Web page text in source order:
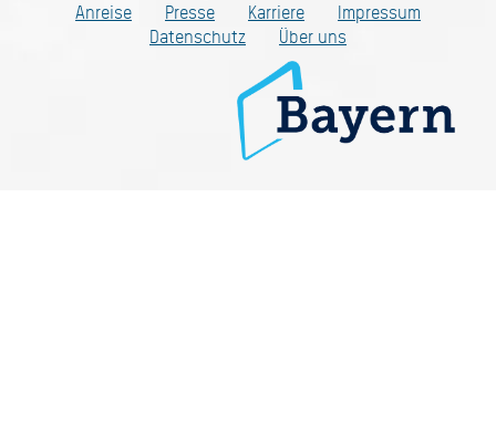
Anreise
Presse Karriere
Impressum
Datenschutz
Über uns